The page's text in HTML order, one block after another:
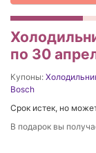
по 30
Купоны:
Bosch
Срок истек, но
В подарок вы